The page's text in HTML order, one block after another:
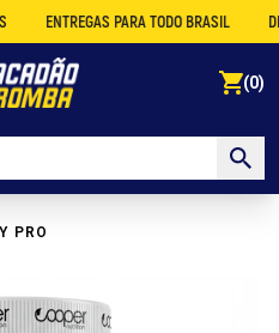
ENTREGAS PARA TODO BRASIL
(0)
PRO